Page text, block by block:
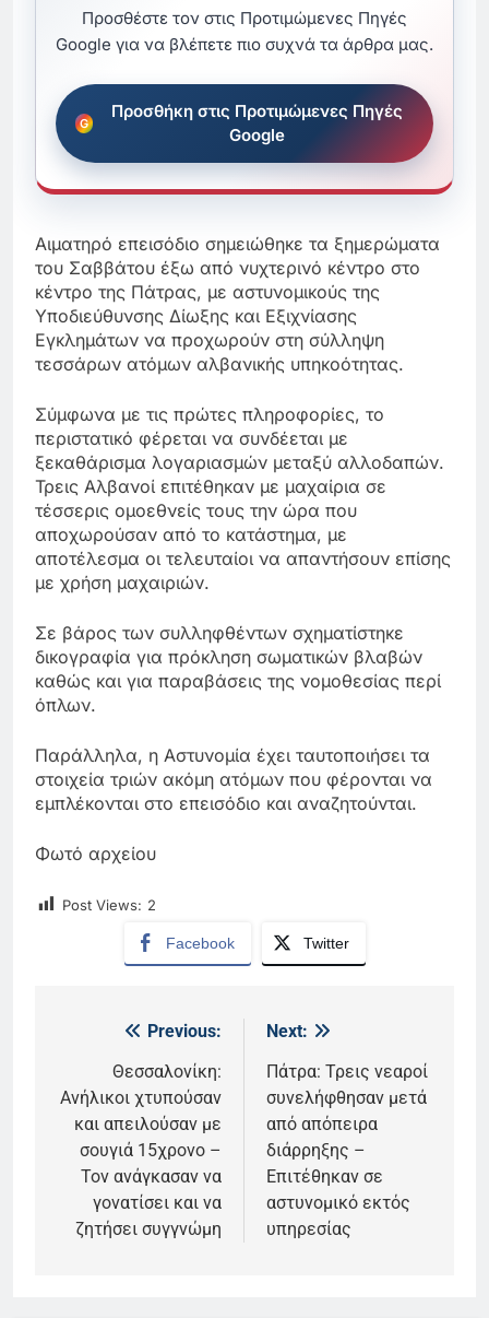
Προσθέστε τον στις Προτιμώμενες Πηγές
Google για να βλέπετε πιο συχνά τα άρθρα μας.
Προσθήκη στις Προτιμώμενες Πηγές
Google
Αιματηρό επεισόδιο σημειώθηκε τα ξημερώματα
του Σαββάτου έξω από νυχτερινό κέντρο στο
κέντρο της Πάτρας, με αστυνομικούς της
Υποδιεύθυνσης Δίωξης και Εξιχνίασης
Εγκλημάτων να προχωρούν στη σύλληψη
τεσσάρων ατόμων αλβανικής υπηκοότητας.
Σύμφωνα με τις πρώτες πληροφορίες, το
περιστατικό φέρεται να συνδέεται με
ξεκαθάρισμα λογαριασμών μεταξύ αλλοδαπών.
Τρεις Αλβανοί επιτέθηκαν με μαχαίρια σε
τέσσερις ομοεθνείς τους την ώρα που
αποχωρούσαν από το κατάστημα, με
αποτέλεσμα οι τελευταίοι να απαντήσουν επίσης
με χρήση μαχαιριών.
Σε βάρος των συλληφθέντων σχηματίστηκε
δικογραφία για πρόκληση σωματικών βλαβών
καθώς και για παραβάσεις της νομοθεσίας περί
όπλων.
Παράλληλα, η Αστυνομία έχει ταυτοποιήσει τα
στοιχεία τριών ακόμη ατόμων που φέρονται να
εμπλέκονται στο επεισόδιο και αναζητούνται.
Φωτό αρχείου
Post Views: 2
Facebook Twitter
Πλοήγηση
άρθρων
Previous:
Θεσσαλονίκη:
Ανήλικοι χτυπούσαν
και απειλούσαν με
σουγιά 15χρονο –
Τον ανάγκασαν να
γονατίσει και να
ζητήσει συγγνώμη
Next:
Πάτρα: Τρεις νεαροί
συνελήφθησαν μετά
από απόπειρα
διάρρηξης –
Επιτέθηκαν σε
αστυνομικό εκτός
υπηρεσίας